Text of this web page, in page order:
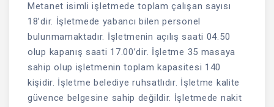
Metanet isimli işletmede toplam çalışan sayısı
18’dir. İşletmede yabancı bilen personel
bulunmamaktadır. İşletmenin açılış saati 04.50
olup kapanış saati 17.00’dir. İşletme 35 masaya
sahip olup işletmenin toplam kapasitesi 140
kişidir. İşletme belediye ruhsatlıdır. İşletme kalite
güvence belgesine sahip değildir. İşletmede nakit